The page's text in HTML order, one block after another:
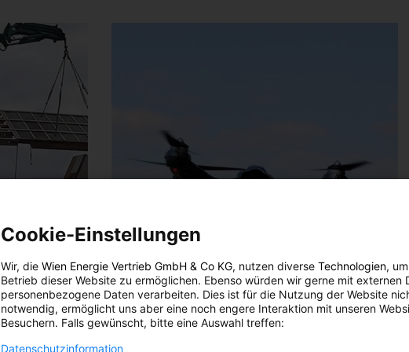
Cookie-Einstellungen
Wir, die Wien Energie Vertrieb GmbH & Co KG, nutzen diverse Technologien,
Betrieb dieser Website zu ermöglichen. Ebenso würden wir gerne mit externen
personenbezogene Daten verarbeiten. Dies ist für die Nutzung der Website
notwendig, ermöglicht uns aber eine noch engere Interaktion mit unseren
Besuchern. Falls gewünscht, bitte eine Auswahl treffen:
Datenschutzinformation